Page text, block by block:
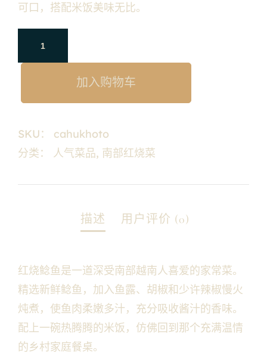
可口，搭配米饭美味无比。
加入购物车
SKU： cahukhoto
分类： 人气菜品, 南部红烧菜
红烧鲶鱼是一道深受南部越南人喜爱的家常菜。
精选新鲜鲶鱼，加入鱼露、胡椒和少许辣椒慢火
炖煮，使鱼肉柔嫩多汁，充分吸收酱汁的香味。
配上一碗热腾腾的米饭，仿佛回到那个充满温情
的乡村家庭餐桌。